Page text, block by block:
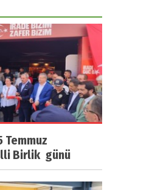
Temmuz
Birlik günü